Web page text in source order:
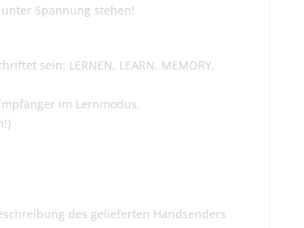
Spannung stehen!
sein: LERNEN, LEARN, MEMORY,
im Lernmodus.
des gelieferten Handsenders